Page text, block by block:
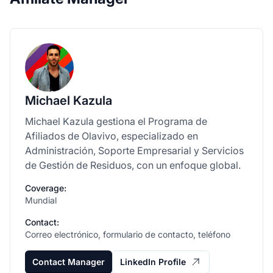
Michael Kazula
Michael Kazula gestiona el Programa de
Afiliados de Olavivo, especializado en
Administración, Soporte Empresarial y Servicios
de Gestión de Residuos, con un enfoque global.
Coverage:
Mundial
Contact:
Correo electrónico, formulario de contacto, teléfono
Contact Manager LinkedIn Profile